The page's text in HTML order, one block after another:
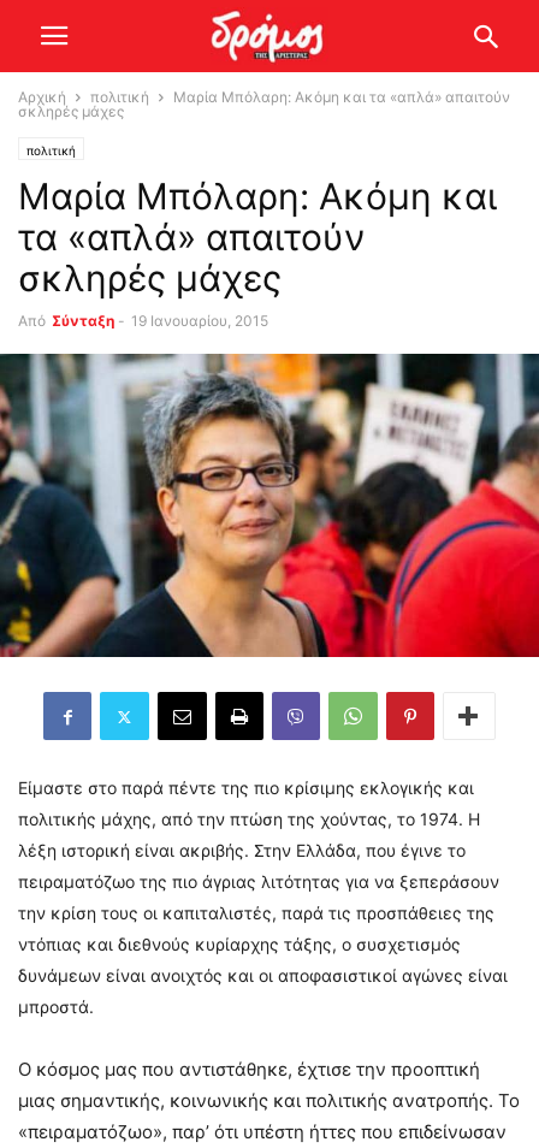
Αρχική πολιτική
Μαρία Μπόλαρη: Ακόμη και τα «απλά» απαιτούν
σκληρές μάχες
πολιτική
Μαρία Μπόλαρη: Ακόμη και
τα «απλά» απαιτούν
σκληρές μάχες
Από Σύνταξη - 19 Ιανουαρίου, 2015
Είμαστε στο παρά πέντε της πιο κρίσιμης εκλογικής και
πολιτικής μάχης, από την πτώση της χούντας, το 1974. Η
λέξη ιστορική είναι ακριβής. Στην Ελλάδα, που έγινε το
πειραματόζωο της πιο άγριας λιτότητας για να ξεπεράσουν
την κρίση τους οι καπιταλιστές, παρά τις προσπάθειες της
ντόπιας και διεθνούς κυρίαρχης τάξης, ο συσχετισμός
δυνάμεων είναι ανοιχτός και οι αποφασιστικοί αγώνες είναι
μπροστά.
Ο κόσμος μας που αντιστάθηκε, έχτισε την προοπτική
μιας σημαντικής, κοινωνικής και πολιτικής ανατροπής. Το
«πειραματόζωο», παρ’ ότι υπέστη ήττες που επιδείνωσαν